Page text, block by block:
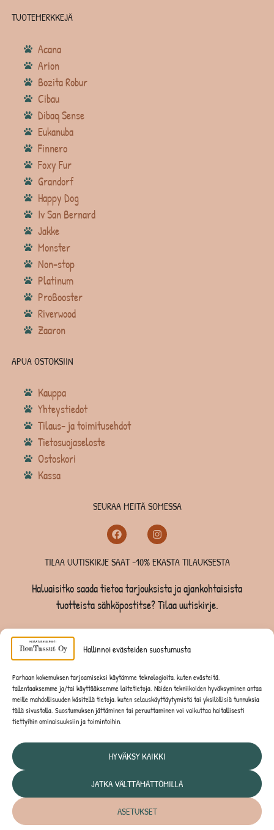
Hallinnoi evästeiden suostumusta
Parhaan kokemuksen tarjoamiseksi käytämme teknologioita, kuten evästeitä,
tallentaaksemme ja/tai käyttääksemme laitetietoja. Näiden tekniikoiden hyväksyminen antaa
meille mahdollisuuden käsitellä tietoja, kuten selauskäyttäytymistä tai yksilöllisiä tunnuksia
tällä sivustolla. Suostumuksen jättäminen tai peruuttaminen voi vaikuttaa haitallisesti
tiettyihin ominaisuuksiin ja toimintoihin.
HYVÄKSY KAIKKI
JATKA VÄLTTÄMÄTTÖMILLÄ
ASETUKSET
TUOTEMERKKEJÄ
Acana
Arion
Bozita Robur
Cibau
Dibaq Sense
Eukanuba
Finnero
Foxy Fur
Grandorf
Happy Dog
Iv San Bernard
Jakke
Monster
Non-stop
Platinum
ProBooster
Riverwood
Zaaron
APUA OSTOKSIIN
Kauppa
Yhteystiedot
Tilaus- ja toimitusehdot
Tietosuojaseloste
Ostoskori
Kassa
SEURAA MEITÄ SOMESSA
TILAA UUTISKIRJE SAAT -10% EKASTA TILAUKSESTA
Haluaisitko saada tietoa tarjouksista ja ajankohtaisista
tuotteista sähköpostitse? Tilaa uutiskirje.
TILAA UUTISKIRJE -SAAT -10% EKASTA TILAUKSESTA
KISSOILLE